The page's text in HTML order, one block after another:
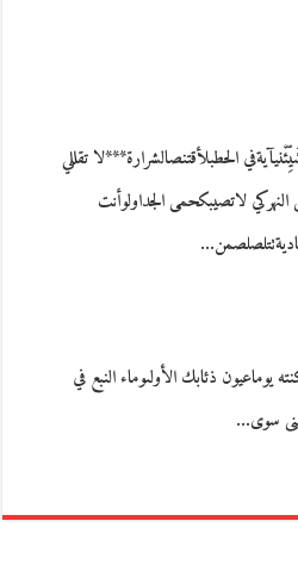
الحطبلأقتنصالشرارة***لا تقللي
لاتصيبكحمى الجداولوأنت
أسكنته يوماعيون ذئابك الأولىوماء النبع في
سوى…